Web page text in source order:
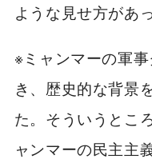
ような見せ方があ
※ミャンマーの軍
き、歴史的な背景
た。そういうとこ
ャンマーの民主主